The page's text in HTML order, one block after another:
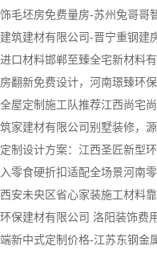
筑建材有限公司-晋宁重钢建
口材料邯郸至臻全宅新材料
家建材有限公司别墅装修，
零食硬折扣适配全场景河南
安未央区省心家装施工材料
保建材有限公司 洛阳装饰费